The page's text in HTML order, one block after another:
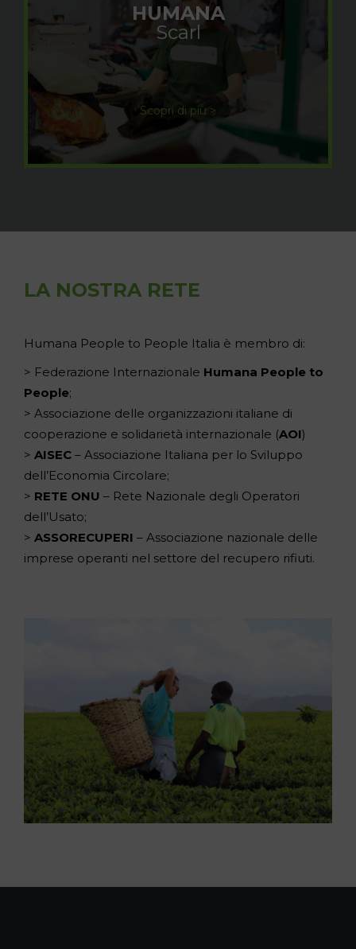
HUMANA
Scarl
Scopri di più >
LA NOSTRA RETE
Humana People to People Italia è membro di:
> Federazione Internazionale Humana People to
People;
> Associazione delle organizzazioni italiane di
cooperazione e solidarietà internazionale (AOI)
> AISEC – Associazione Italiana per lo Sviluppo
dell’Economia Circolare;
> RETE ONU – Rete Nazionale degli Operatori
dell’Usato;
> ASSORECUPERI – Associazione nazionale delle
imprese operanti nel settore del recupero rifiuti.